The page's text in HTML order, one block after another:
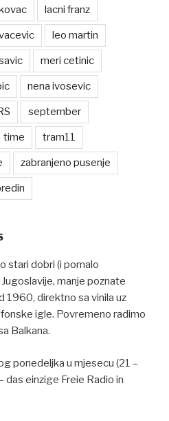
lacni franz
leo martin
meri cetinic
nena ivosevic
september
time tram11
zabranjeno pusenje
stari dobri (i pomalo
manje poznate
1960, direktno sa vinila uz
igle. Povremeno radimo
Balkana.
ponedeljka u mjesecu (21 –
das einzige Freie Radio in